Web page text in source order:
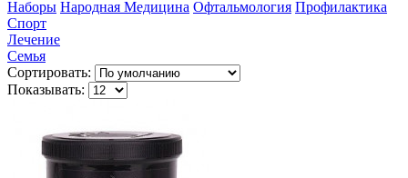
Наборы Народная Медицина Офтальмология Профилактика
Спорт
Лечение
Семья
Сортировать:
Показывать: